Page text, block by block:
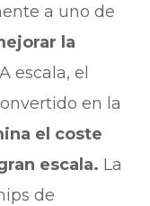
a uno de
la
escala, el
en la
el coste
escala. La
de